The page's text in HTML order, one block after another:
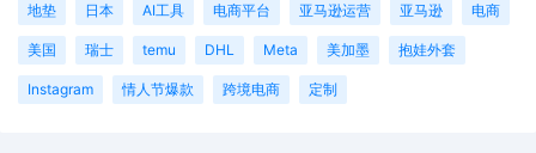
地垫 日本 AI工具 电商平台 亚马逊运营 亚马逊 电商
美国 瑞士 temu DHL Meta 美加墨 抱娃外套
Instagram 情人节爆款 跨境电商 定制